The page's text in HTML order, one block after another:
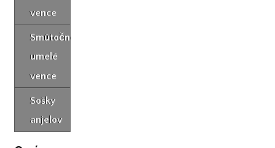
vence
Smútočné
umelé
vence
Sošky
anjelov